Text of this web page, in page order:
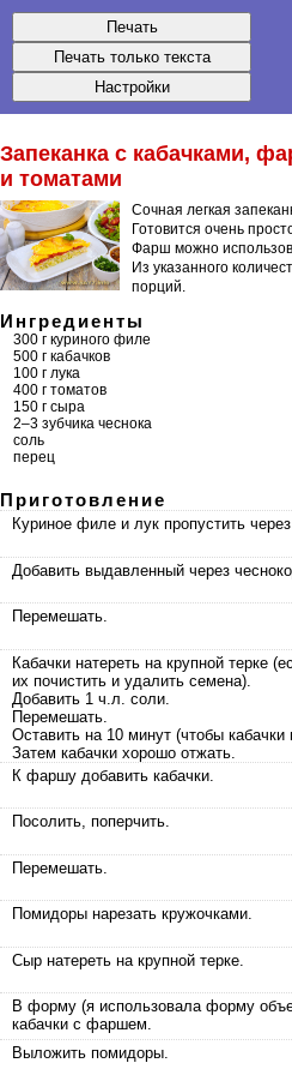
Запеканка с кабачками,
и томатами
Сочная легкая
Готовится очень
Фарш можно
Из указанного
порций.
Ингредиенты
300 г куриного филе
500 г кабачков
100 г лука
400 г томатов
150 г сыра
2–3 зубчика чеснока
соль
перец
Приготовление
Куриное филе и лук пропустить
Добавить выдавленный через
Перемешать.
Кабачки натереть на крупной терке
их почистить и удалить семена).
Добавить 1 ч.л. соли.
Перемешать.
Оставить на 10 минут (чтобы кабачки
Затем кабачки хорошо отжать.
К фаршу добавить кабачки.
Посолить, поперчить.
Перемешать.
Помидоры нарезать кружочками.
Сыр натереть на крупной терке.
В форму (я использовала форму
кабачки с фаршем.
Выложить помидоры.